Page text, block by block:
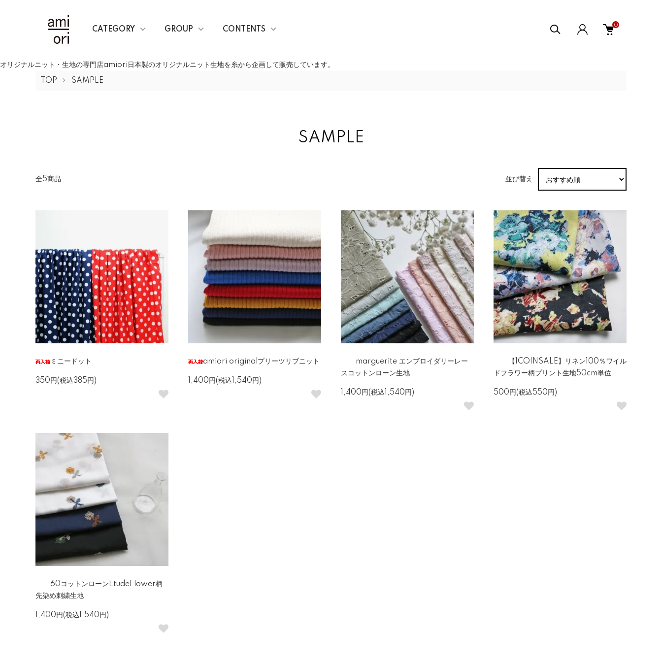
オリジナルニット・生地の専門店amiori日本製のオリジナルニット生地を糸から企画して販売しています。
CATEGORY GROUP CONTENTS
0
TOP SAMPLE
SAMPLE
全5商品 並び替え
ミニードット
350円(税込385円)
amiori originalプリーツリブニット
1,400円(税込1,540円)
marguerite エンブロイダリーレー
スコットンローン生地
1,400円(税込1,540円)
【1COINSALE】リネン100％ワイル
ドフラワー柄プリント生地50cm単位
500円(税込550円)
60コットンローンEtudeFlower柄
先染め刺繍生地
1,400円(税込1,540円)